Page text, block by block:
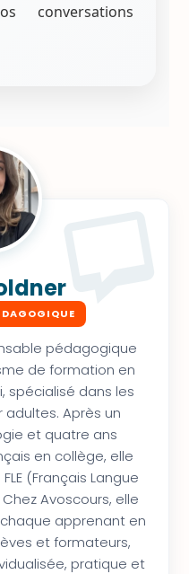
conversations
pédagogique
de formation en
spécialisé dans les
Après un
et quatre ans
en collège, elle
(Français Langue
Avoscours, elle
apprenant en
et formateurs,
pratique et